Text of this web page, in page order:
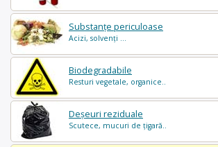
Substanțe periculoase
Acizi, solvenți ...
Biodegradabile
Resturi vegetale, organice..
Deșeuri reziduale
Scutece, mucuri de țigară..